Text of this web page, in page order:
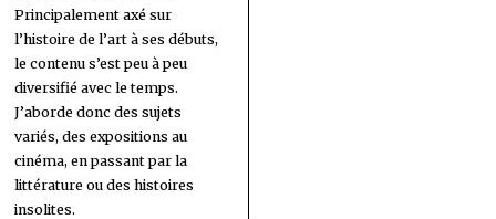
Principalement axé sur
l’histoire de l’art à ses débuts,
le contenu s’est peu à peu
diversifié avec le temps.
J’aborde donc des sujets
variés, des expositions au
cinéma, en passant par la
littérature ou des histoires
insolites.